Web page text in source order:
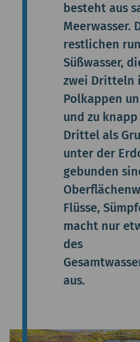
besteht aus
Meerwasser.
restlichen
Süßwasser,
zwei Dritteln
Polkappen
und zu
Drittel als
unter der
gebunden
Flüsse,
macht nur
des
aus.